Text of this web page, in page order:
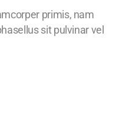
primis, nam
sit pulvinar vel